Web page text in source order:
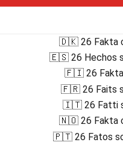
🇩🇰 26 Fakta
🇪🇸 26 Hechos
🇫🇮 26
🇫🇷 26 Faits
🇮🇹 26 Fatti
🇳🇴 26 Fakta
🇵🇹 26 Fatos